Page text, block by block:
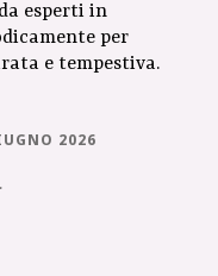
esperti in
per
e tempestiva.
2026